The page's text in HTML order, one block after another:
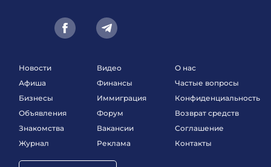
Новости
Афиша
Бизнесы
Объявления
Знакомства
Журнал
Видео
Финансы
Иммиграция
Форум
Вакансии
Реклама
О нас
Частые вопросы
Конфиденциальность
Возврат средств
Соглашение
Контакты